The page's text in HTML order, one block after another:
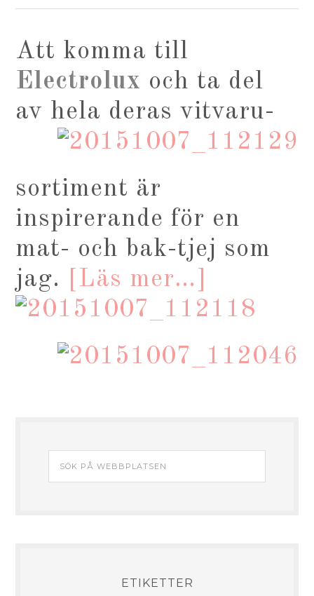
Att komma till
Electrolux och ta del
av hela deras vitvaru-
sortiment är
inspirerande för en
mat- och bak-tjej som
jag.
[Läs mer…]
ETIKETTER